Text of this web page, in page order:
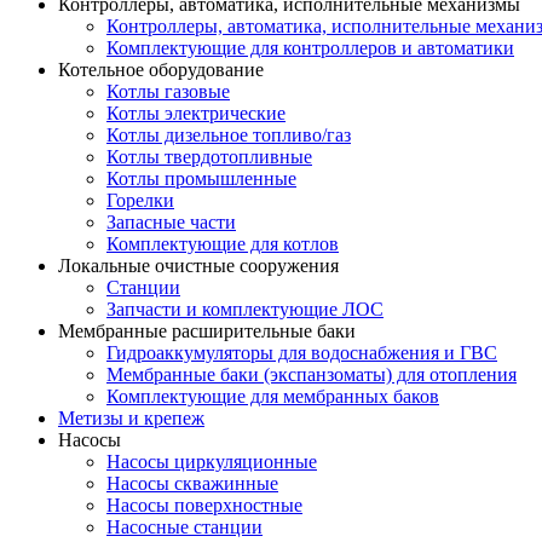
Контроллеры, автоматика, исполнительные механизмы
Контроллеры, автоматика, исполнительные
Комплектующие для контроллеров и автоматики
Котельное оборудование
Котлы газовые
Котлы электрические
Котлы дизельное топливо/газ
Котлы твердотопливные
Котлы промышленные
Горелки
Запасные части
Комплектующие для котлов
Локальные очистные сооружения
Станции
Запчасти и комплектующие ЛОС
Мембранные расширительные баки
Гидроаккумуляторы для водоснабжения и ГВС
Мембранные баки (экспанзоматы) для отопления
Комплектующие для мембранных баков
Метизы и крепеж
Насосы
Насосы циркуляционные
Насосы скважинные
Насосы поверхностные
Насосные станции